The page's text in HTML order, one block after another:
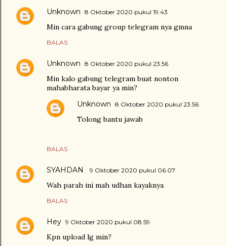
Unknown 8 Oktober 2020 pukul 19.43
Min cara gabung group telegram nya gmna
BALAS
Unknown 8 Oktober 2020 pukul 23.56
Min kalo gabung telegram buat nonton
mahabharata bayar ya min?
BALAS
Unknown 8 Oktober 2020 pukul 23.56
Tolong bantu jawab
SYAHDAN 9 Oktober 2020 pukul 06.07
Wah parah ini mah udhan kayaknya
BALAS
Hey 9 Oktober 2020 pukul 08.59
Kpn upload lg min?